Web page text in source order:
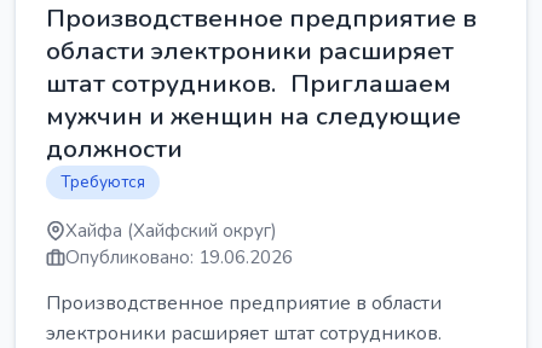
Производственное предприятие в
области электроники расширяет
штат сотрудников. Приглашаем
мужчин и женщин на следующие
должности
Требуются
Хайфа (Хайфский округ)
Опубликовано: 19.06.2026
Производственное предприятие в области
электроники расширяет штат сотрудников.